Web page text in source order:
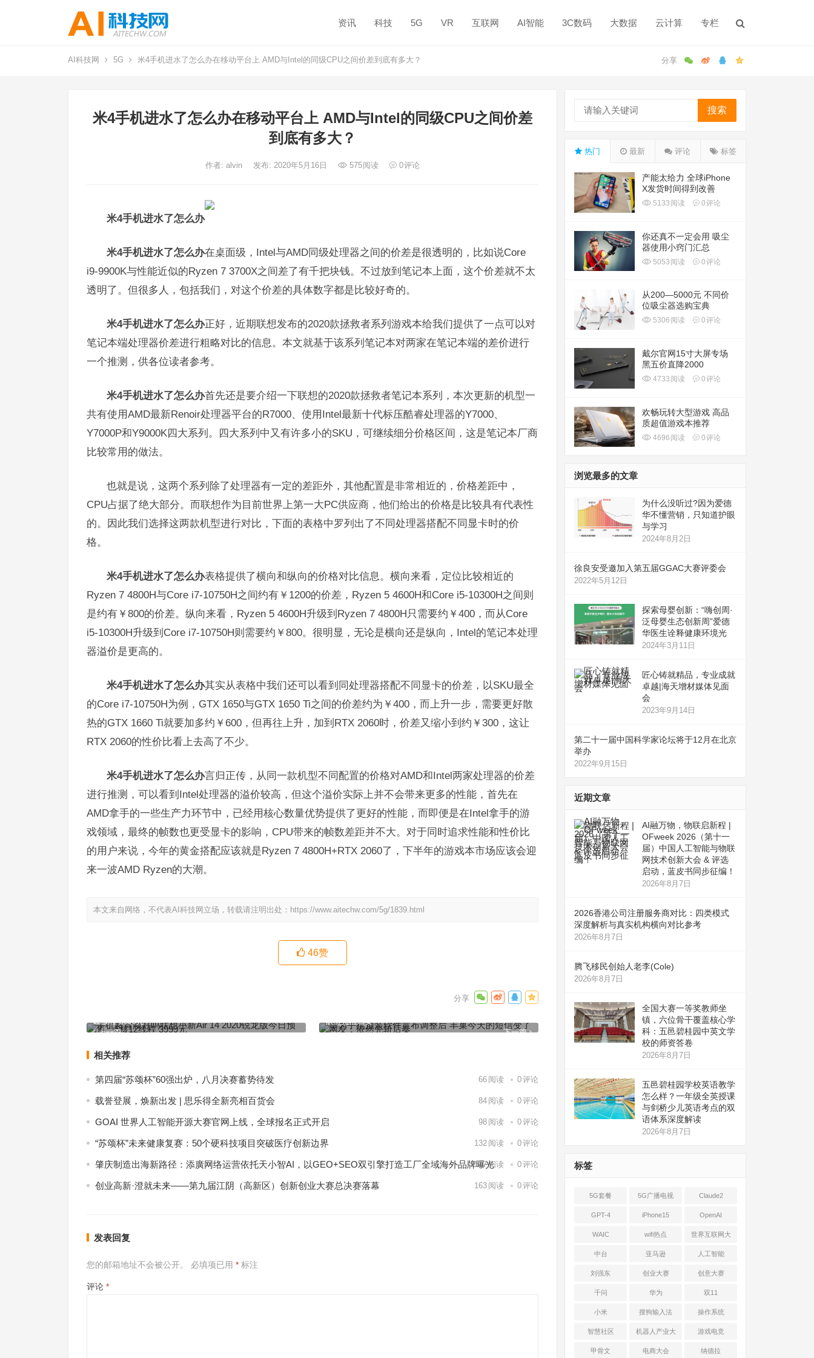
资讯 科技 5G VR 互联网 AI智能 3C数码 大数据 云计算 专栏
AI科技网 5G 米4手机进水了怎么办在移动平台上 AMD与Intel的同级CPU之间价差到底有多大？
米4手机进水了怎么办在移动平台上 AMD与Intel的同级CPU之间价差
到底有多大？
作者: alvin 发布: 2020年5月16日 575阅读 0评论
米4手机进水了怎么办
米4手机进水了怎么办在桌面级，Intel与AMD同级处理器之间的价差是很透明的，比如说Core
i9-9900K与性能近似的Ryzen 7 3700X之间差了有千把块钱。不过放到笔记本上面，这个价差就不太
透明了。但很多人，包括我们，对这个价差的具体数字都是比较好奇的。
米4手机进水了怎么办正好，近期联想发布的2020款拯救者系列游戏本给我们提供了一点可以对
笔记本端处理器价差进行粗略对比的信息。本文就基于该系列笔记本对两家在笔记本端的差价进行
一个推测，供各位读者参考。
米4手机进水了怎么办首先还是要介绍一下联想的2020款拯救者笔记本系列，本次更新的机型一
共有使用AMD最新Renoir处理器平台的R7000、使用Intel最新十代标压酷睿处理器的Y7000、
Y7000P和Y9000K四大系列。四大系列中又有许多小的SKU，可继续细分价格区间，这是笔记本厂商
比较常用的做法。
也就是说，这两个系列除了处理器有一定的差距外，其他配置是非常相近的，价格差距中，
CPU占据了绝大部分。而联想作为目前世界上第一大PC供应商，他们给出的价格是比较具有代表性
的。因此我们选择这两款机型进行对比，下面的表格中罗列出了不同处理器搭配不同显卡时的价
格。
米4手机进水了怎么办表格提供了横向和纵向的价格对比信息。横向来看，定位比较相近的
Ryzen 7 4800H与Core i7-10750H之间约有￥1200的价差，Ryzen 5 4600H和Core i5-10300H之间则
是约有￥800的价差。纵向来看，Ryzen 5 4600H升级到Ryzen 7 4800H只需要约￥400，而从Core
i5-10300H升级到Core i7-10750H则需要约￥800。很明显，无论是横向还是纵向，Intel的笔记本处理
器溢价是更高的。
米4手机进水了怎么办其实从表格中我们还可以看到同处理器搭配不同显卡的价差，以SKU最全
的Core i7-10750H为例，GTX 1650与GTX 1650 Ti之间的价差约为￥400，而上升一步，需要更好散
热的GTX 1660 Ti就要加多约￥600，但再往上升，加到RTX 2060时，价差又缩小到约￥300，这让
RTX 2060的性价比看上去高了不少。
米4手机进水了怎么办言归正传，从同一款机型不同配置的价格对AMD和Intel两家处理器的价差
进行推测，可以看到Intel处理器的溢价较高，但这个溢价实际上并不会带来更多的性能，首先在
AMD拿手的一些生产力环节中，已经用核心数量优势提供了更好的性能，而即便是在Intel拿手的游
戏领域，最终的帧数也更受显卡的影响，CPU带来的帧数差距并不大。对于同时追求性能和性价比
的用户来说，今年的黄金搭配应该就是Ryzen 7 4800H+RTX 2060了，下半年的游戏本市场应该会迎
来一波AMD Ryzen的大潮。
本文来自网络，不代表AI科技网立场，转载请注明出处： https://www.aitechw.com/5g/1839.html
46赞
上一篇
12线程 3999元
下一篇
依然先斩后奏
相关推荐
第四届“苏颂杯”60强出炉，八月决赛蓄势待发 66 阅读 0评论
载誉登展，焕新出发 | 思乐得全新亮相百货会 84 阅读 0评论
GOAI 世界人工智能开源大赛官网上线，全球报名正式开启 98 阅读 0评论
“苏颂杯”未来健康复赛：50个硬科技项目突破医疗创新边界 132 阅读 0评论
肇庆制造出海新路径：添廣网络运营依托天小智AI，以GEO+SEO双引擎打造工厂全域海外品牌曝光
147阅读 0评论
创业高新·澄就未来——第九届江阴（高新区）创新创业大赛总决赛落幕 163 阅读 0评论
发表回复
您的邮箱地址不会被公开。 必填项已用 * 标注
评论 *
搜索
热门 最新 评论 标签
产能太给力 全球iPhone
X发货时间得到改善
5133 阅读 0评论
你还真不一定会用 吸尘
器使用小窍门汇总
5053 阅读 0评论
从200—5000元 不同价
位吸尘器选购宝典
5306 阅读 0评论
戴尔官网15寸大屏专场
黑五价直降2000
4733 阅读 0评论
欢畅玩转大型游戏 高品
质超值游戏本推荐
4696 阅读 0评论
浏览最多的文章
为什么没听过?因为爱德
华不懂营销，只知道护眼
与学习
2024年8月2日
徐良安受邀加入第五届GGAC大赛评委会
2022年5月12日
探索母婴创新：“嗨创周·
泛母婴生态创新周”爱德
华医生诠释健康环境光
2024年3月11日
匠心铸就精品，专业成就
卓越|海天增材媒体见面
会
2023年9月14日
第二十一届中国科学家论坛将于12月在北京
举办
2022年9月15日
近期文章
AI融万物，物联启新程 |
OFweek 2026（第十一
届）中国人工智能与物联
网技术创新大会 & 评选
启动，蓝皮书同步征编！
2026年8月7日
2026香港公司注册服务商对比：四类模式
深度解析与真实机构横向对比参考
2026年8月7日
腾飞移民创始人老李(Cole)
2026年8月7日
全国大赛一等奖教师坐
镇，六位骨干覆盖核心学
科：五邑碧桂园中英文学
校的师资答卷
2026年8月7日
五邑碧桂园学校英语教学
怎么样？一年级全英授课
与剑桥少儿英语考点的双
语体系深度解读
2026年8月7日
标签
5G套餐 5G广播电视 Claude2
GPT-4 iPhone15 OpenAI
WAIC wifi热点 世界互联网大
会
中台 亚马逊 人工智能
刘强东 创业大赛 创意大赛
千问 华为 双11
小米 搜狗输入法 操作系统
智慧社区 机器人产业大
会
游戏电竞
甲骨文 电商大会 纳德拉